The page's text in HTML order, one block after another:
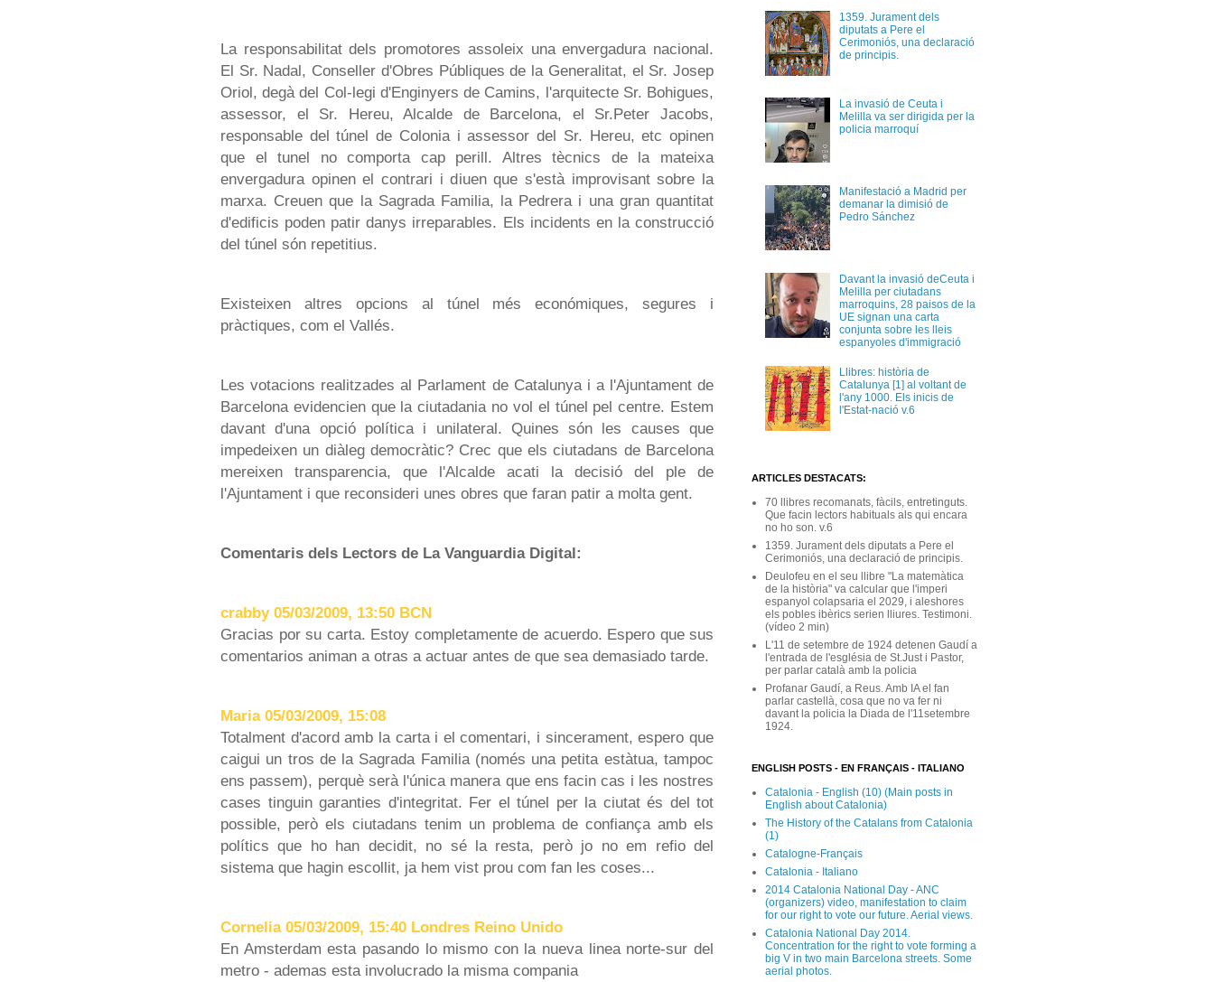
La responsabilitat dels promotores assoleix una envergadura nacional.
El Sr. Nadal, Conseller d'Obres Públiques de la Generalitat, el Sr. Josep
Oriol, degà del Col-legi d'Enginyers de Camins, l'arquitecte Sr. Bohigues,
assessor, el Sr. Hereu, Alcalde de Barcelona, el Sr.Peter Jacobs,
responsable del túnel de Colonia i assessor del Sr. Hereu, etc opinen
que el tunel no comporta cap perill. Altres tècnics de la mateixa
envergadura opinen el contrari i diuen que s'està improvisant sobre la
marxa. Creuen que la Sagrada Familia, la Pedrera i una gran quantitat
d'edificis poden patir danys irreparables. Els incidents en la construcció
del túnel són repetitius.
Existeixen altres opcions al túnel més económiques, segures i
pràctiques, com el Vallés.
Les votacions realitzades al Parlament de Catalunya i a l'Ajuntament de
Barcelona evidencien que la ciutadania no vol el túnel pel centre. Estem
davant d'una opció política i unilateral. Quines són les causes que
impedeixen un diàleg democràtic? Crec que els ciutadans de Barcelona
mereixen transparencia, que l'Alcalde acati la decisió del ple de
l'Ajuntament i que reconsideri unes obres que faran patir a molta gent.
Comentaris dels Lectors de La Vanguardia Digital:
crabby 05/03/2009, 13:50 BCN
Gracias por su carta. Estoy completamente de acuerdo. Espero que sus
comentarios animan a otras a actuar antes de que sea demasiado tarde.
Maria 05/03/2009, 15:08
Totalment d'acord amb la carta i el comentari, i sincerament, espero que
caigui un tros de la Sagrada Familia (només una petita estàtua, tampoc
ens passem), perquè serà l'única manera que ens facin cas i les nostres
cases tinguin garanties d'integritat. Fer el túnel per la ciutat és del tot
possible, però els ciutadans tenim un problema de confiança amb els
polítics que ho han decidit, no sé la resta, però jo no em refio del
sistema que hagin escollit, ja hem vist prou com fan les coses...
Cornelia 05/03/2009, 15:40 Londres Reino Unido
En Amsterdam esta pasando lo mismo con la nueva linea norte-sur del
metro - ademas esta involucrado la misma compania
1359. Jurament dels
diputats a Pere el
Cerimoniós, una declaració
de principis.
La invasió de Ceuta i
Melilla va ser dirigida per la
policia marroquí
Manifestació a Madrid per
demanar la dimisió de
Pedro Sánchez
Davant la invasió deCeuta i
Melilla per ciutadans
marroquins, 28 paisos de la
UE signan una carta
conjunta sobre les lleis
espanyoles d'immigració
Llibres: història de
Catalunya [1] al voltant de
l'any 1000. Els inicis de
l'Estat-nació v.6
ARTICLES DESTACATS:
70 llibres recomanats, fàcils, entretinguts.
Que facin lectors habituals als qui encara
no ho son. v.6
1359. Jurament dels diputats a Pere el
Cerimoniós, una declaració de principis.
Deulofeu en el seu llibre "La matemàtica
de la història" va calcular que l'imperi
espanyol colapsaria el 2029, i aleshores
els pobles ibèrics serien lliures. Testimoni.
(vídeo 2 min)
L'11 de setembre de 1924 detenen Gaudí a
l'entrada de l'església de St.Just i Pastor,
per parlar català amb la policia
Profanar Gaudí, a Reus. Amb IA el fan
parlar castellà, cosa que no va fer ni
davant la policia la Diada de l'11setembre
1924.
ENGLISH POSTS - EN FRANÇAIS - ITALIANO
Catalonia - English (10) (Main posts in
English about Catalonia)
The History of the Catalans from Catalonia
(1)
Catalogne-Français
Catalonia - Italiano
2014 Catalonia National Day - ANC
(organizers) video, manifestation to claim
for our right to vote our future. Aerial views.
Catalonia National Day 2014.
Concentration for the right to vote forming a
big V in two main Barcelona streets. Some
aerial photos.